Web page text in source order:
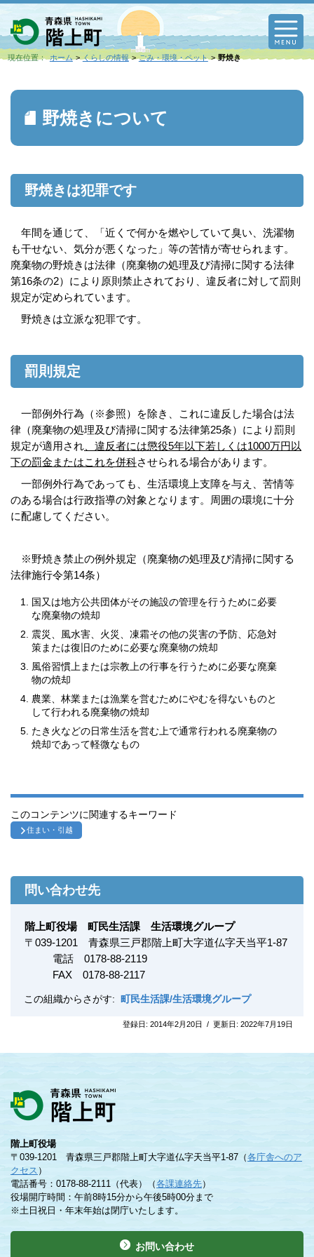
現在位置： ホーム くらしの情報 ごみ・環境・ペット 野焼き
野焼きについて
野焼きは犯罪です
年間を通じて、「近くで何かを燃やしていて臭い、洗濯物
も干せない、気分が悪くなった」等の苦情が寄せられます。
廃棄物の野焼きは法律（廃棄物の処理及び清掃に関する法律
第16条の2）により原則禁止されており、違反者に対して罰則
規定が定められています。
野焼きは立派な犯罪です。
罰則規定
一部例外行為（※参照）を除き、これに違反した場合は法
律（廃棄物の処理及び清掃に関する法律第25条）により罰則
規定が適用され 、違反者には懲役5年以下若しくは1000万円以
下の罰金またはこれを併科させられる場合があります。
一部例外行為であっても、生活環境上支障を与え、苦情等
のある場合は行政指導の対象となります。周囲の環境に十分
に配慮してください。
※野焼き禁止の例外規定（廃棄物の処理及び清掃に関する
法律施行令第14条）
国又は地方公共団体がその施設の管理を行うために必要
な廃棄物の焼却
震災、風水害、火災、凍霜その他の災害の予防、応急対
策または復旧のために必要な廃棄物の焼却
風俗習慣上または宗教上の行事を行うために必要な廃棄
物の焼却
農業、林業または漁業を営むためにやむを得ないものと
して行われる廃棄物の焼却
たき火などの日常生活を営む上で通常行われる廃棄物の
焼却であって軽微なもの
このコンテンツに関連するキーワード
住まい・引越
問い合わせ先
階上町役場 町民生活課 生活環境グループ
〒 039-1201
青森県三戸郡階上町大字道仏字天当平1-87
電話 0178-88-2119
FAX 0178-88-2117
この組織からさがす: 町民生活課/生活環境グループ
登録日: 2014年2月20日 / 更新日: 2022年7月19日
階上町役場
〒039-1201 青森県三戸郡階上町大字道仏字天当平1-87（各庁舎へのア
クセス ）
電話番号：0178-88-2111（代表）（各課連絡先）
役場開庁時間：午前8時15分から午後5時00分まで
※土日祝日・年末年始は閉庁いたします。
お問い合わせ